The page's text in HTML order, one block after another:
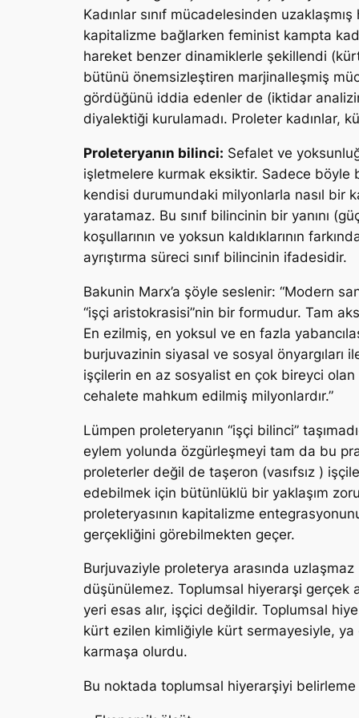
Kadınlar sınıf mücadelesinden
kapitalizme bağlarken feminist kampta
hareket benzer dinamiklerle şekillendi
bütünü önemsizleştiren marjinalleşmiş
gördüğünü iddia edenler de (iktidar
diyalektiği kurulamadı. Proleter kadınlar,
Proleteryanın bilinci: Sefalet ve
işletmelere kurmak eksiktir. Sadece böyle
kendisi durumundaki milyonlarla nasıl bir
yaratamaz. Bu sınıf bilincinin bir yanını
koşullarının ve yoksun kaldıklarının
ayrıştırma süreci sınıf bilincinin ifadesidir.
Bakunin Marx’a şöyle seslenir: “Modern
“işçi aristokrasisi”nin bir formudur. Tam
En ezilmiş, en yoksul ve en fazla
burjuvazinin siyasal ve sosyal önyargıları
işçilerin en az sosyalist en çok bireyci olan
cehalete mahkum edilmiş milyonlardır.”
Lümpen proleteryanın “işçi bilinci”
eylem yolunda özgürleşmeyi tam da bu
proleterler değil de taşeron (vasıfsız )
edebilmek için bütünlüklü bir yaklaşım
proleteryasının kapitalizme
gerçekliğini görebilmekten geçer.
Burjuvaziyle proleterya arasında
düşünülemez. Toplumsal hiyerarşi gerçek
yeri esas alır, işçici değildir. Toplumsal
kürt ezilen kimliğiyle kürt sermayesiyle, ya
karmaşa olurdu.
Bu noktada toplumsal hiyerarşiyi